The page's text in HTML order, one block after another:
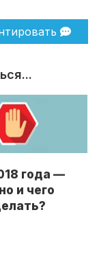
года —
и чего